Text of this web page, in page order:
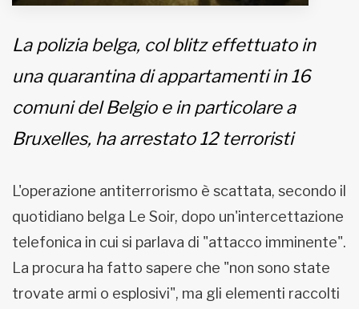
Fondato e diretto da Enzo De
EDB edizioni - Via Brivio angolo C.
Imbonati, 89 20159 Milano (Italia)
Informativa sulla privacy
La polizia belga, col blitz effettuato in
una quarantina di appartamenti in 16
comuni del Belgio e in particolare a
Bruxelles, ha arrestato 12 terroristi
L'operazione antiterrorismo è scattata, secondo il
quotidiano belga Le Soir, dopo un'intercettazione
telefonica in cui si parlava di "attacco imminente".
La procura ha fatto sapere che "non sono state
trovate armi o esplosivi", ma gli elementi raccolti